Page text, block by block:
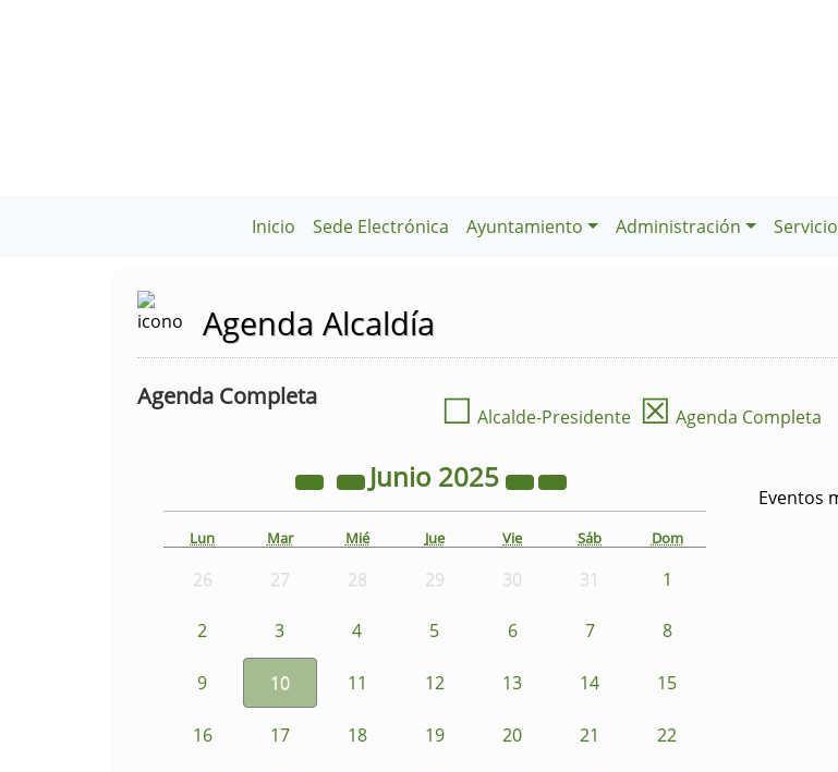
Inicio Sede Electrónica Ayuntamiento Administración
Agenda Alcaldía
Agenda Completa ☐ Alcalde-Presidente ☒ Agenda Completa
Junio 2025
Lun Mar Mié Jue Vie Sáb Dom
26 27 28 29 30 31 1
2 3 4 5 6 7 8
9 10 11 12 13 14 15
16 17 18 19 20 21 22
Eventos